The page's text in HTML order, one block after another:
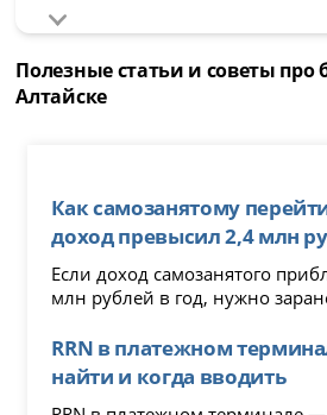
Полезные статьи и советы про
Алтайске
Как самозанятому
доход превысил 2,4 млн
Если доход самозанятого
млн рублей в год, нужно
RRN в платежном
найти и когда вводить